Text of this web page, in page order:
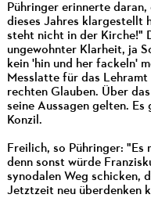
Pühringer erinnerte
dieses Jahres klargestellt
steht nicht in der Kirche!"
ungewohnter Klarheit, ja
kein 'hin und her fackeln'
Messlatte für das
rechten Glauben. Über
seine Aussagen gelten.
Konzil.
Freilich, so Pühringer: "Es
denn sonst würde
synodalen Weg schicken,
Jetztzeit neu überdenken